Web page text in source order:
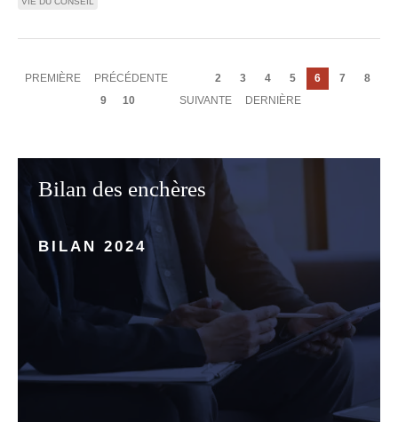
Pagination
PREMIÈRE
PREMIÈRE
PAGE
PRÉCÉDENTE Page
2 Page
3 Page
4 Page
5
Page
courante
6 Page
7 Page
8
Page
9 Page
10
PAGE
SUIVANTE
DERNIÈRE
DERNIÈRE
Bilan des enchères
BILAN 2024